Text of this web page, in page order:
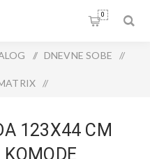
0
/ DNEVNE SOBE /
/
123X44 CM
KOMODE